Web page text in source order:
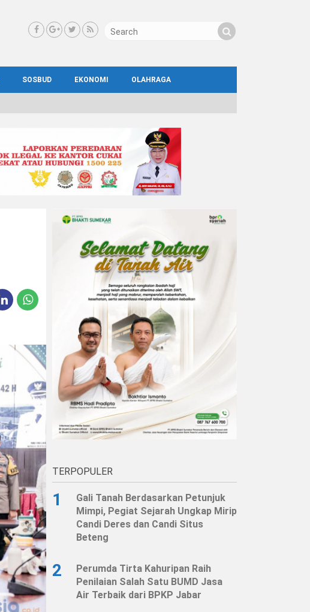
SOSBUD EKONOMI OLAHRAGA
TERPOPULER
1
Gali Tanah Berdasarkan Petunjuk
Mimpi, Pegiat Sejarah Ungkap Mirip
Candi Deres dan Candi Situs
Beteng
2
Perumda Tirta Kahuripan Raih
Penilaian Salah Satu BUMD Jasa
Air Terbaik dari BPKP Jabar